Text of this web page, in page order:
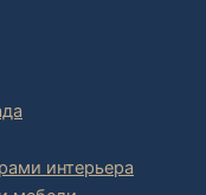
интерьера